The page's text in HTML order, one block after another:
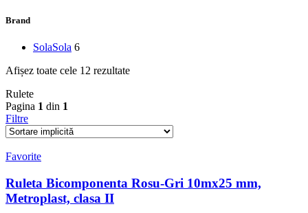
Brand
SolaSola 6
Afișez toate cele 12 rezultate
Rulete
Pagina 1 din 1
Filtre
Favorite
Ruleta Bicomponenta Rosu-Gri 10mx25 mm,
Metroplast, clasa II